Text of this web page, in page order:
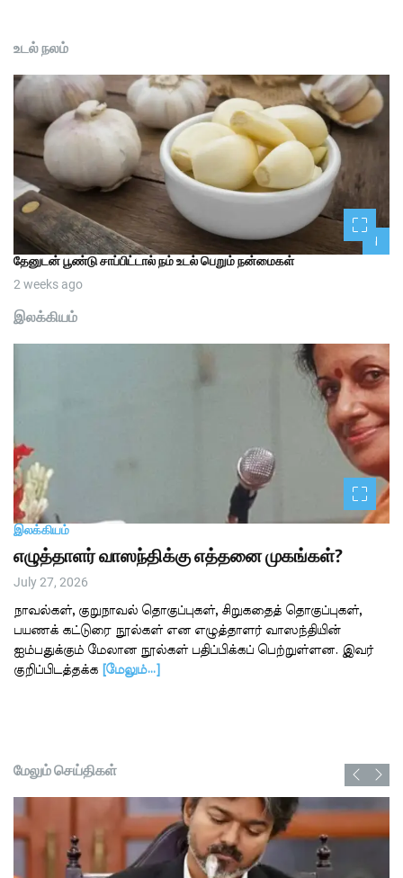
உடல் நலம்
1
தேனுடன் பூண்டு சாப்பிட்டால் நம் உடல் பெறும் நன்மைகள்
2 weeks ago
இலக்கியம்
இலக்கியம்
எழுத்தாளர் வாஸந்திக்கு எத்தனை முகங்கள்?
July 27, 2026
நாவல்கள், குறுநாவல் தொகுப்புகள், சிறுகதைத் தொகுப்புகள்,
பயணக் கட்டுரை நூல்கள் என எழுத்தாளர் வாஸந்தியின்
ஐம்பதுக்கும் மேலான நூல்கள் பதிப்பிக்கப் பெற்றுள்ளன. இவர்
குறிப்பிடத்தக்க [மேலும்…]
மேலும் செய்திகள்